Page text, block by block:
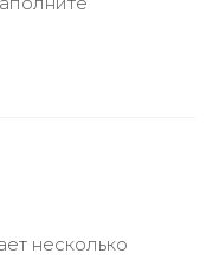
несколько